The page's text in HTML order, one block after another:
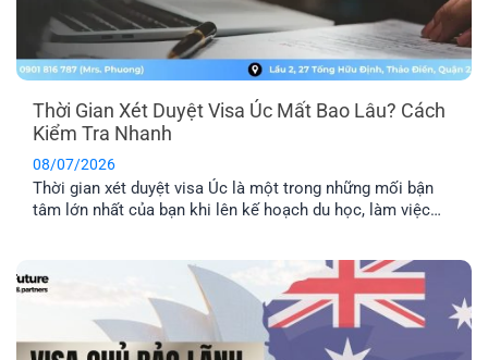
Thời Gian Xét Duyệt Visa Úc Mất Bao Lâu? Cách
Kiểm Tra Nhanh
08/07/2026
Thời gian xét duyệt visa Úc là một trong những mối bận
tâm lớn nhất của bạn khi lên kế hoạch du học, làm việc
khiến hồ sơ bị kéo [...]